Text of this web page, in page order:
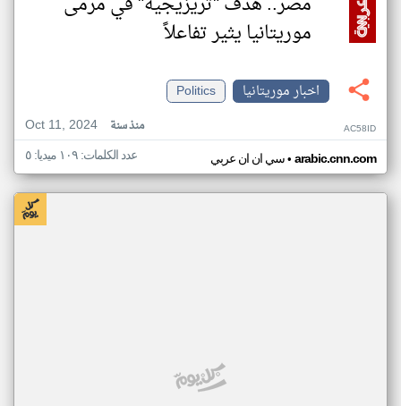
موريتانيا يثير تفاعلاً
اخبار موريتانيا
Politics
Oct 11, 2024
منذ سنة AC58ID
سي ان ان عربي• arabic.cnn.com عدد الكلمات: ١٠٩ ميديا: ٥